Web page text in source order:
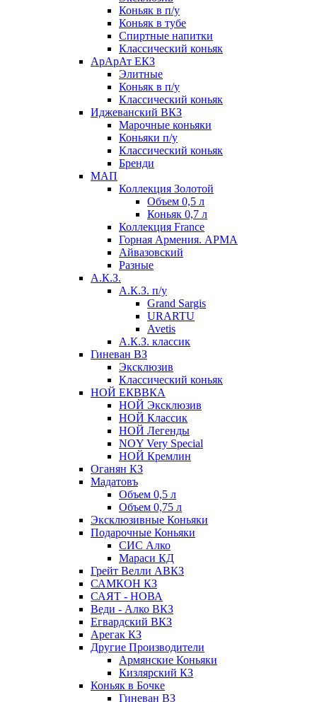
Коньяк в п/у
Коньяк в тубе
Спиртные напитки
Классический коньяк
АрАрАт ЕКЗ
Элитные
Коньяк в п/у
Классический коньяк
Иджеванский ВКЗ
Марочные коньяки
Коньяки п/у
Классический коньяк
Бренди
МАП
Коллекция Золотой
Объем 0,5 л
Коньяк 0,7 л
Коллекция France
Горная Армения. АРМА
Айвазовский
Разные
А.К.З.
А.К.З. п/у
Grand Sargis
URARTU
Avetis
А.К.З. классик
Гиневан ВЗ
Эксклюзив
Классический коньяк
НОЙ ЕКВВКА
НОЙ Эксклюзив
НОЙ Классик
НОЙ Легенды
NOY Very Speсial
НОЙ Кремлин
Оганян КЗ
Мадатовъ
Объем 0,5 л
Объем 0,75 л
Эксклюзивные Коньяки
Подарочные Коньяки
СИС Алко
Мараси КД
Грейт Велли АВКЗ
САМКОН КЗ
САЯТ - НОВА
Веди - Алко ВКЗ
Егвардский ВКЗ
Арегак КЗ
Другие Производители
Армянские Коньяки
Кизлярский КЗ
Коньяк в Бочке
Гиневан ВЗ